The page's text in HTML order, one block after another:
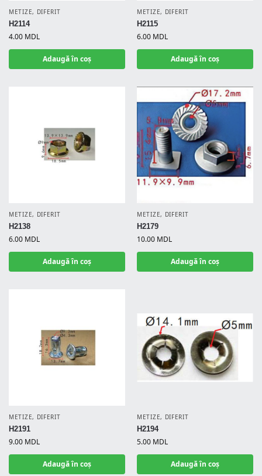
METIZE, DIFERIT
H2114
4.00 MDL
Adaugă în coș
METIZE, DIFERIT
H2115
6.00 MDL
Adaugă în coș
METIZE, DIFERIT
H2138
6.00 MDL
Adaugă în coș
METIZE, DIFERIT
H2179
10.00 MDL
Adaugă în coș
METIZE, DIFERIT
H2191
9.00 MDL
Adaugă în coș
METIZE, DIFERIT
H2194
5.00 MDL
Adaugă în coș